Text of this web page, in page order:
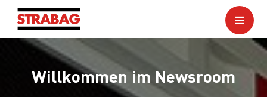
Willkommen im Newsroom